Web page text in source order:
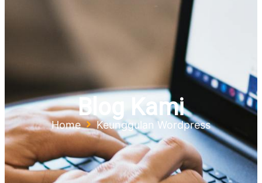
Blog Kami
Home Keunggulan Wordpress